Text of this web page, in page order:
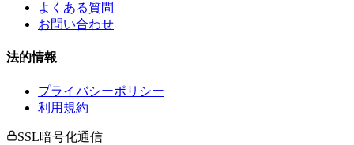
よくある質問
お問い合わせ
法的情報
プライバシーポリシー
利用規約
SSL暗号化通信